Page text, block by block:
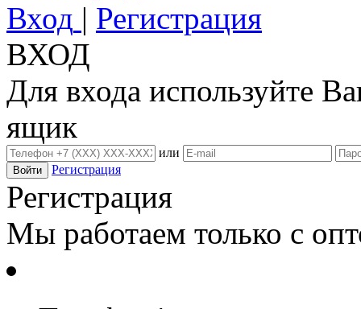
Вход | Регистрация
ВХОД
Для входа используйте
ящик
или
Регистрация
Регистрация
Мы работаем только с